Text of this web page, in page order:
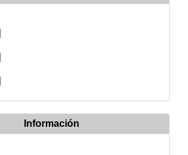
Información